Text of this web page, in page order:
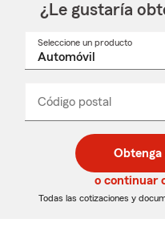
¿Le gustaría
Seleccione un producto
Código postal
de
5
dígitos
de
5
dígitos
_____
Obtenga
o continuar
Todas las cotizaciones y